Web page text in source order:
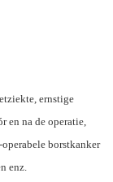
ernstige
en na de operatie,
borstkanker
enz.